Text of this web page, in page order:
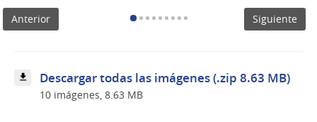
Innovación
Anterior Siguiente
Descargar todas las imágenes (.zip 8.63 MB)
10 imágenes, 8.63 MB